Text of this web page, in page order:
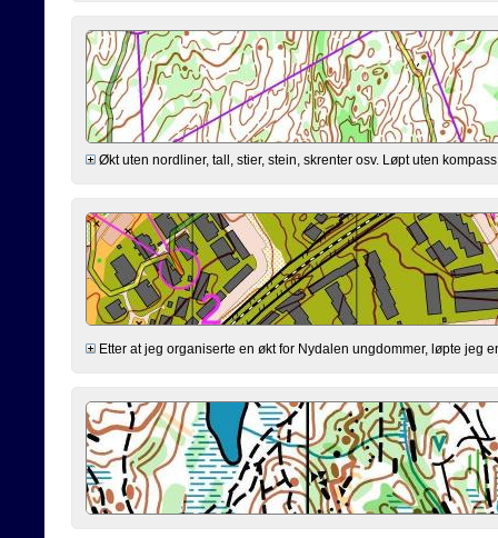
Økt uten nordliner, tall, stier, stein, skrenter osv. Løpt uten
Etter at jeg organiserte en økt for Nydalen ungdommer, løpte jeg